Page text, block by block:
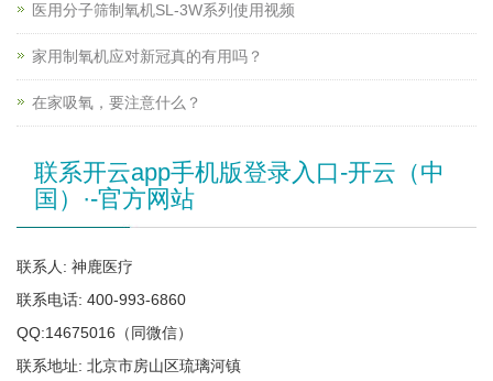
医用分子筛制氧机SL-3W系列使用视频
家用制氧机应对新冠真的有用吗？
在家吸氧，要注意什么？
联系开云app手机版登录入口-开云（中
国）·-官方网站
联系人: 神鹿医疗
联系电话: 400-993-6860
QQ:14675016（同微信）
联系地址: 北京市房山区琉璃河镇